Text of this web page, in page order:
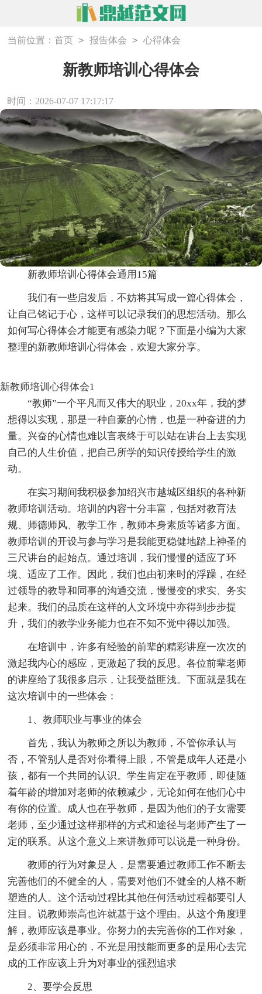
当前位置：首页 > 报告体会 > 心得体会
新教师培训心得体会
时间：2026-07-07 17:17:17
新教师培训心得体会通用15篇
我们有一些启发后，不妨将其写成一篇心得体会，
让自己铭记于心，这样可以记录我们的思想活动。那么
如何写心得体会才能更有感染力呢？下面是小编为大家
整理的新教师培训心得体会，欢迎大家分享。
新教师培训心得体会1
“教师”一个平凡而又伟大的职业，20xx年，我的梦
想得以实现，那是一种自豪的心情，也是一种奋进的力
量。兴奋的心情也难以言表终于可以站在讲台上去实现
自己的人生价值，把自己所学的知识传授给学生的激
动。
在实习期间我积极参加绍兴市越城区组织的各种新
教师培训活动。培训的内容十分丰富，包括对教育法
规、师德师风、教学工作，教师本身素质等诸多方面。
教师培训的开设与参与学习是我能更稳健地踏上神圣的
三尺讲台的起始点。通过培训，我们慢慢的适应了环
境、适应了工作。因此，我们也由初来时的浮躁，在经
过领导的教导和同事的沟通交流，慢慢变的求实、务实
起来。我们的品质在这样的人文环境中亦得到步步提
升，我们的教学业务能力也在不知不觉中得以加强。
在培训中，许多有经验的前辈的精彩讲座一次次的
激起我内心的感应，更激起了我的反思。各位前辈老师
的讲座给了我很多启示，让我受益匪浅。下面就是我在
这次培训中的一些体会：
1、教师职业与事业的体会
首先，我认为教师之所以为教师，不管你承认与
否，不管别人是否对你看得上眼，不管是成年人还是小
孩，都有一个共同的认识。学生肯定在乎教师，即使随
着年龄的增加对老师的依赖减少，无论如何在他们心中
有你的位置。成人也在乎教师，是因为他们的子女需要
老师，至少通过这样那样的方式和途径与老师产生了一
定的联系。从这个意义上来讲教师可以说是一种身份。
教师的行为对象是人，是需要通过教师工作不断去
完善他们的不健全的人，需要对他们不健全的人格不断
塑造的人。这个活动过程比其他任何活动过程都要引人
注目。说教师崇高也许就基于这个理由。从这个角度理
解，教师应该是事业。你努力的去完善你的工作对象，
是必须非常用心的，不光是用技能而更多的是用心去完
成的工作应该上升为对事业的强烈追求
2、要学会反思